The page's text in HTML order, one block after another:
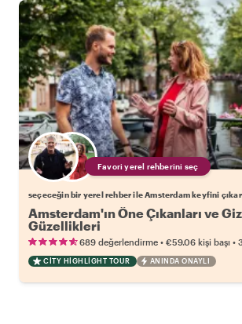
Favori yerel rehberini seç
seçeceğin bir yerel rehber ile Amsterdam keyfini çıkar
Amsterdam'ın Öne Çıkanları ve
Güzellikleri
689 değerlendirme • €59.06 kişi başı •
CITY HIGHLIGHT TOUR ANINDA ONAYLI